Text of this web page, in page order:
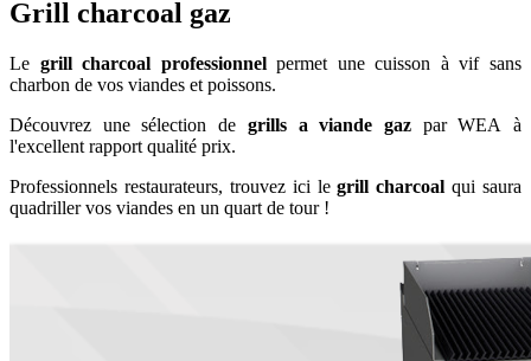
Grill charcoal gaz
Le grill charcoal professionnelpermet une cuisson à vif sans
charbon de vos viandes et poissons.
Découvrez une sélection de grills a viande gazpar WEA à
l'excellent rapport qualité prix.
Professionnels restaurateurs, trouvez ici legrill charcoalqui saura
quadriller vos viandes en un quart de tour !